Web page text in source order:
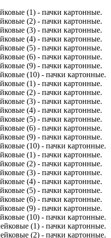
(1) - пачки картонные.
(2) - пачки картонные.
(3) - пачки картонные.
(4) - пачки картонные.
(5) - пачки картонные.
(6) - пачки картонные.
(9) - пачки картонные.
(10) - пачки картонные.
(1) - пачки картонные.
(2) - пачки картонные.
(3) - пачки картонные.
(4) - пачки картонные.
(5) - пачки картонные.
(6) - пачки картонные.
(9) - пачки картонные.
(10) - пачки картонные.
(1) - пачки картонные.
(2) - пачки картонные.
(3) - пачки картонные.
(4) - пачки картонные.
(5) - пачки картонные.
(6) - пачки картонные.
(9) - пачки картонные.
(10) - пачки картонные.
(1) - пачки картонные.
(2) - пачки картонные.